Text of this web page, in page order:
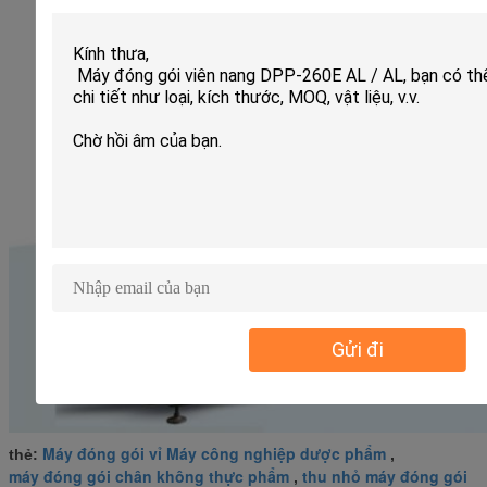
Gửi đi
thẻ: Máy đóng gói vỉ Máy công nghiệp dược phẩm ,
máy đóng gói chân không thực phẩm , thu nhỏ máy đóng gói